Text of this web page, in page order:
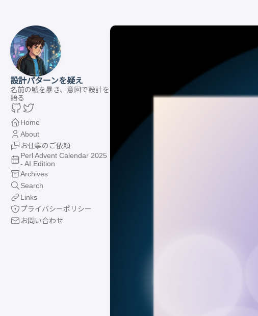
設計パターンを疑え
名前の嘘を暴き、意図で設計を
語る
Home
About
お仕事のご依頼
Perl Advent Calendar 2025
- AI Edition
Archives
Search
Links
プライバシーポリシー
お問い合わせ